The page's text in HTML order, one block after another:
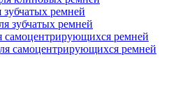
зубчатых ремней
зубчатых ремней
самоцентрирующихся ремней
самоцентрирующихся ремней